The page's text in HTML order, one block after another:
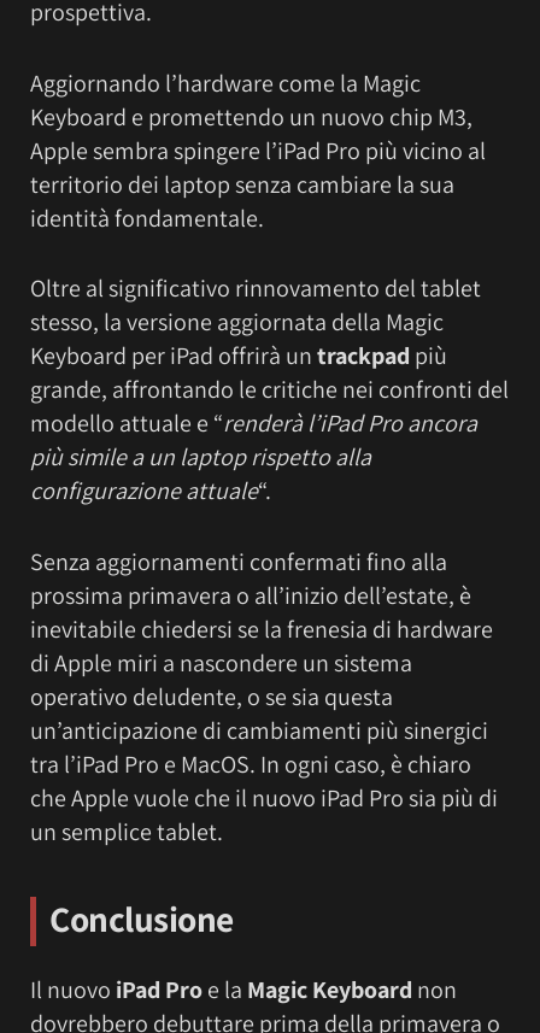
prospettiva.
Aggiornando l’hardware come la Magic
Keyboard e promettendo un nuovo chip M3,
Apple sembra spingere l’iPad Pro più vicino al
territorio dei laptop senza cambiare la sua
identità fondamentale.
Oltre al significativo rinnovamento del tablet
stesso, la versione aggiornata della Magic
Keyboard per iPad offrirà untrackpad più
grande, affrontando le critiche nei confronti del
modello attuale e “renderà l’iPad Pro ancora
più simile a un laptop rispetto alla
configurazione attuale“.
Senza aggiornamenti confermati fino alla
prossima primavera o all’inizio dell’estate, è
inevitabile chiedersi se la frenesia di hardware
di Apple miri a nascondere un sistema
operativo deludente, o se sia questa
un’anticipazione di cambiamenti più sinergici
tra l’iPad Pro e MacOS. In ogni caso, è chiaro
che Apple vuole che il nuovo iPad Pro sia più di
un semplice tablet.
Conclusione
Il nuovo iPad Proe la Magic Keyboard non
dovrebbero debuttare prima della primavera o